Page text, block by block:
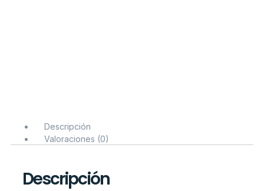
Descripción
Valoraciones (0)
Descripción